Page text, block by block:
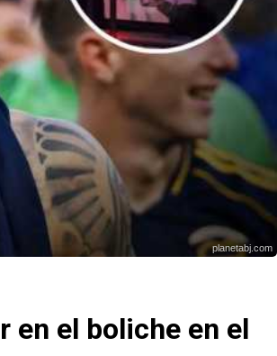
planetabj.com
en el boliche en el